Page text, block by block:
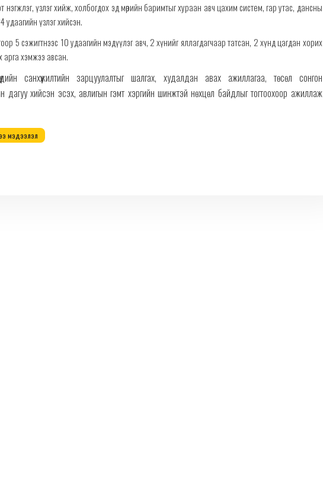
нэгжлэг, үзлэг хийж, холбогдох эд мөрийн баримтыг хураан авч цахим систем, гар утас, дансны
удаагийн үзлэг хийсэн.
5 сэжигтнээс 10 удаагийн мэдүүлэг авч, 2 хүнийг яллагдагчаар татсан, 2 хүнд цагдан хорих
арга хэмжээ авсан.
санхүүжилтийн зарцуулалтыг шалгах, худалдан авах ажиллагаа, төсөл сонгон
дагуу хийсэн эсэх, авлигын гэмт хэргийн шинжтэй нөхцөл байдлыг тогтоохоор ажиллаж
мэдээлэл